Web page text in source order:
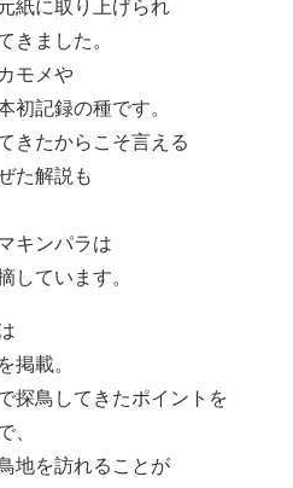
紙に取り上げられ
きました。
モメや
初記録の種です。
きたからこそ言える
た解説も
キンパラは
しています。
掲載。
探鳥してきたポイントを
、
地を訪れることが